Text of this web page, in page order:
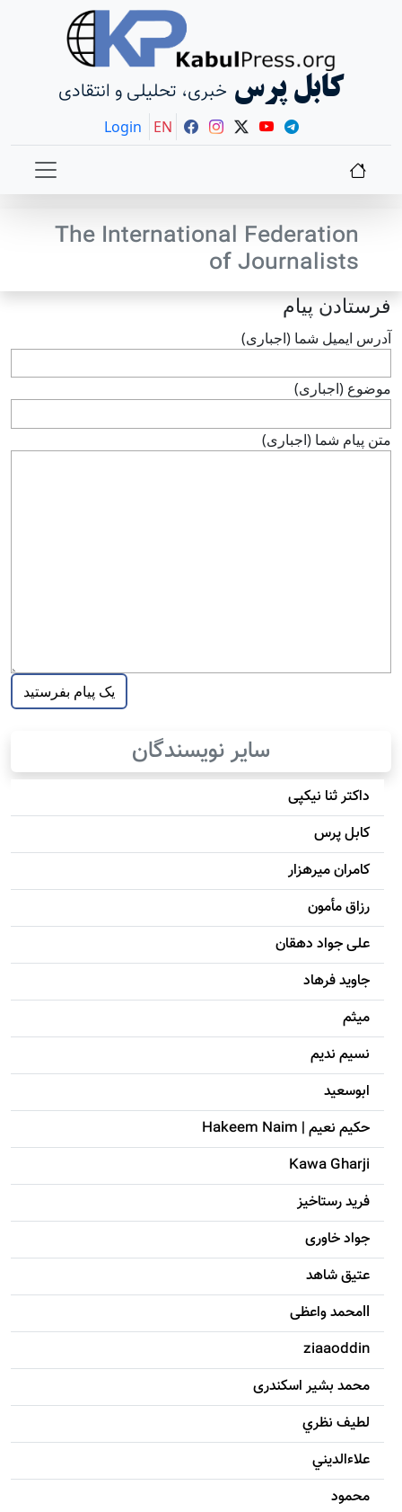
کابل پرس خبری، تحلیلی و انتقادی
Login EN
The International Federation
of Journalists
فرستادن پيام
آدرس ايميل شما (اجباری)
موضوع (اجباری)
متن پيام شما (اجباری)
سایر نویسندگان
داکتر ثنا نیکپی
کابل پرس
کامران میرهزار
رزاق مأمون
علی جواد دهقان
جاويد فرهاد
میثم
نسیم ندیم
ابوسعيد
حکيم نعيم | Hakeem Naim
Kawa Gharji
فرید رستاخیز
جواد خاوری
عتیق شاهد
llمحمد واعظی
ziaaoddin
محمد بشیر اسکندری
لطيف نظري
علاءالديني
محمود